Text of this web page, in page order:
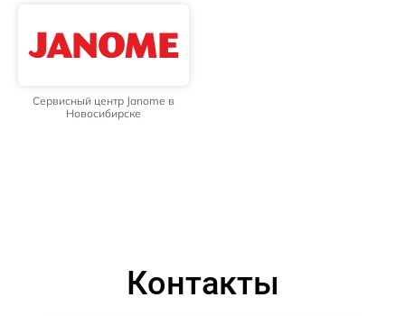
Сервисный центр Janome в
Новосибирске
Контакты